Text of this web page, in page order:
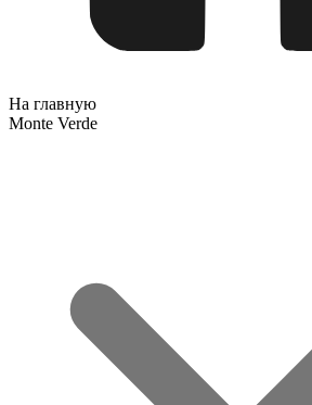
На главную
Monte Verde